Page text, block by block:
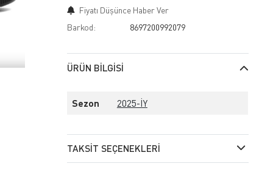
Fiyatı Düşünce Haber Ver
Barkod:
8697200992079
ÜRÜN BILGISI
Sezon 2025-İY
TAKSIT SEÇENEKLERI